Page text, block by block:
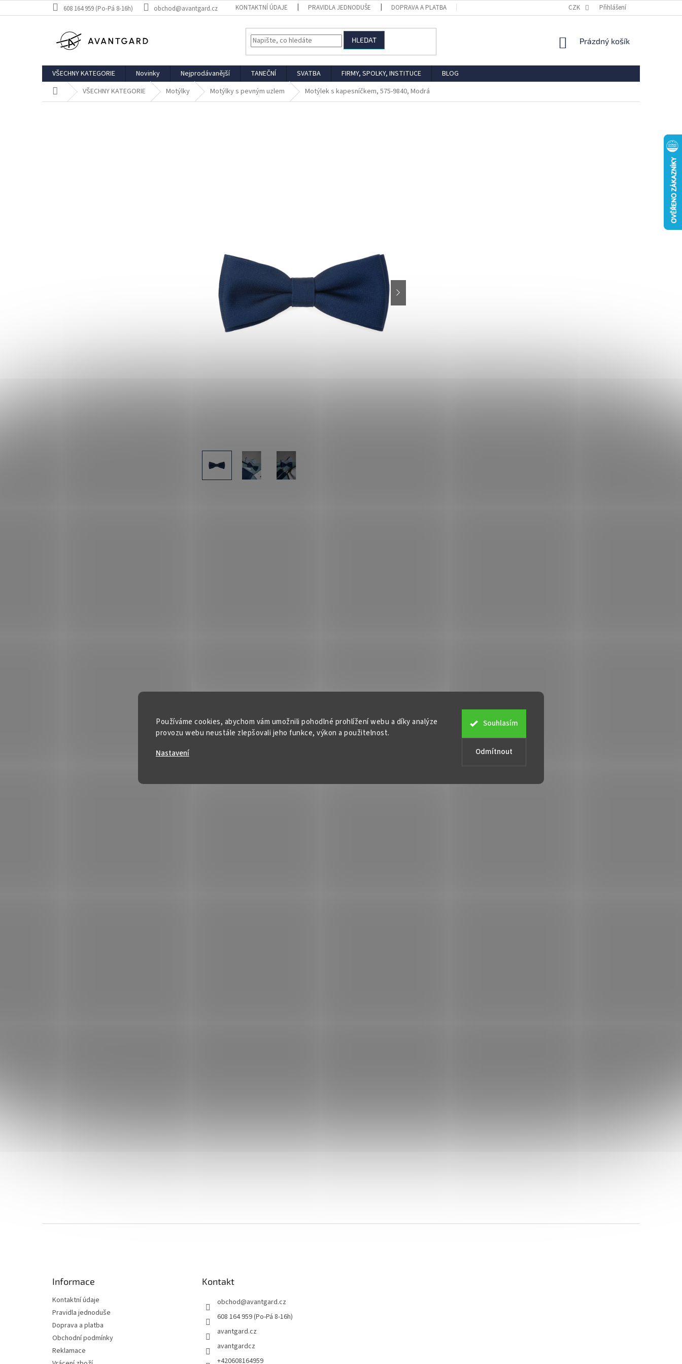
Používáme cookies, abychom vám umožnili pohodlné prohlížení webu a díky analýze
provozu webu neustále zlepšovali jeho funkce, výkon a použitelnost.
Nastavení
Odmítnout
Souhlasím
na
608 164 959 (Po-Pá 8-16h) obchod@avantgard.cz KONTAKTNÍ ÚDAJE PRAVIDLA JEDNODUŠE DOPRAVA A PLATBA REKLAMACE VRÁCENÍ ZBOŽÍ
CZK Přihlášení
HLEDAT
NÁKUPNÍ
Prázdný košík
VŠECHNY KATEGORIE Novinky Nejprodávanější TANEČNÍ SVATBA FIRMY, SPOLKY, INSTITUCE
BLOG
Domů VŠECHNY KATEGORIE Motýlky Motýlky s pevným uzlem Motýlek s kapesníčkem, 575-9840, Modrá
Informace
Kontaktní údaje
Pravidla jednoduše
Doprava a platba
Obchodní podmínky
Reklamace
Kontakt
obchod@avantgard.cz
608 164 959 (Po-Pá 8-16h)
avantgard.cz
avantgardcz
+420608164959